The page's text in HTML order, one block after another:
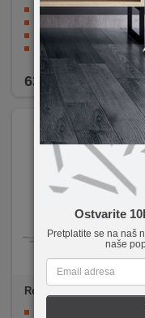
Ostvarite
Pretplatite se na naš
naše
Robot usisivač 2-u-1
Baterija 5200 mAh
Automatsko pražnjenje
LDS laserski senzor
639,90 KM
Roborock
HyperForce usisna snaga